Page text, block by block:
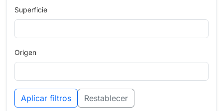
Superficie
Origen
Aplicar filtros Restablecer